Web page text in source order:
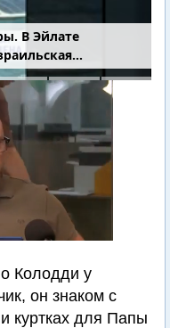
Коган найден
Колодди у
он знаком с
куртках для Папы